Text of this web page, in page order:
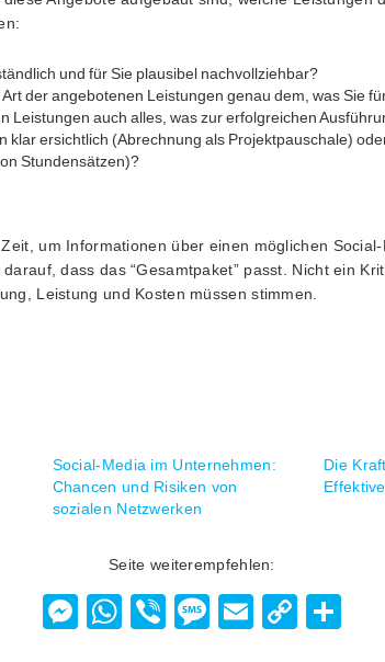
und für Sie plausibel nachvollziehbar?
der angebotenen Leistungen genau dem, was Sie
Leistungen auch alles, was zur erfolgreichen
klar ersichtlich (Abrechnung als Projektpauschale)
Stundensätzen)?
um Informationen über einen möglichen
dass das “Gesamtpaket” passt. Nicht ein
Leistung und Kosten müssen stimmen.
Social-Media im Unternehmen:
Chancen und Risiken von
sozialen Netzwerken
Die
Seite weiterempfehlen:
Messenger
WhatsApp
ViberMessage
EmailCopy